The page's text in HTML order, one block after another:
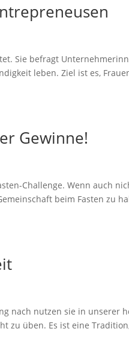
Sie befragt
leben. Ziel ist es,
Gewinne!
Challenge. Wenn auch
beim Fasten zu
nach nutzen sie in unserer
zu üben. Es ist eine